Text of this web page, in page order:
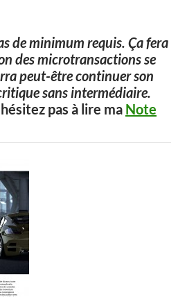
de minimum requis. Ça fera
des microtransactions se
peut-être continuer son
sans intermédiaire.
pas à lire ma Note